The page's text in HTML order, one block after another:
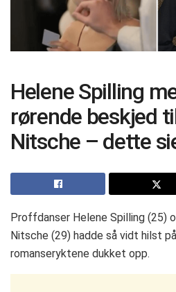
Helene Spilling
rørende beskjed
Nitsche – dette
Proffdanser Helene Spilling (25)
Nitsche (29) hadde så vidt hilst
romanseryktene dukket opp.